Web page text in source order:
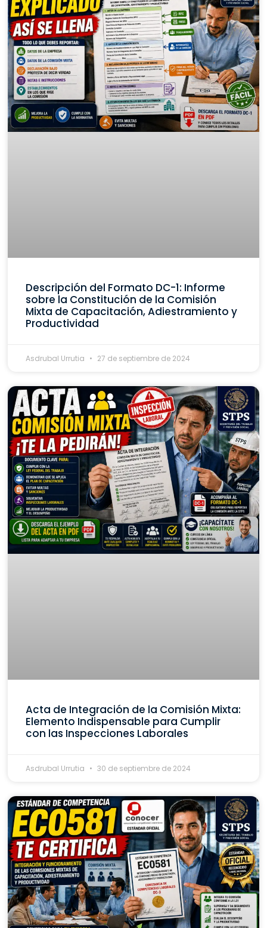
Descripción del Formato DC-1: Informe
sobre la Constitución de la Comisión
Mixta de Capacitación, Adiestramiento y
Productividad
Asdrubal Urrutia 27 de septiembre de 2024
Acta de Integración de la Comisión Mixta:
Elemento Indispensable para Cumplir
con las Inspecciones Laborales
Asdrubal Urrutia 30 de septiembre de 2024